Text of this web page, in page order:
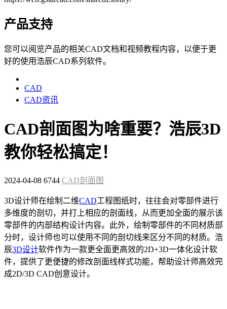
产品支持
您可以阅览产品的相关CAD文档和视频教程内容，以便于更
好的使用浩辰CAD系列软件。
CAD
CAD资讯
CAD剖面图为啥重要？浩辰3D
教你轻松搞定！
2024-04-08 6744 CAD剖面图
3D设计师在绘制二维CAD工程图纸时，往往会对零部件进行
多维度的剖切，并打上相应的剖面线，从而更加全面的展示该
零部件的内部结构设计内容。此外，绘制零部件的不同材质部
分时，设计师也可以使用不同的剖切线来区分不同的材质。浩
辰3D设计软件作为一款更全面更高效的2D+3D一体化设计软
件，提供了更便捷的修改剖面线样式功能，帮助设计师高效完
成2D/3D CAD创意设计。